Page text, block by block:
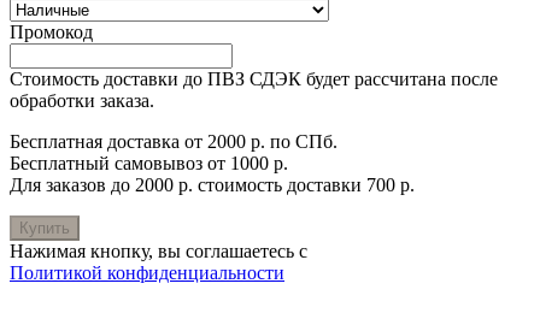
Промокод
Стоимость доставки до ПВЗ СДЭК будет рассчитана после
обработки заказа.
Бесплатная доставка от 2000 р. по СПб.
Бесплатный самовывоз от 1000 р.
Для заказов до 2000 р. стоимость доставки 700 р.
Купить
Нажимая кнопку, вы соглашаетесь с
Политикой конфиденциальности